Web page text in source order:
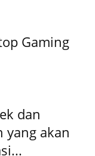
Gaming
dan
yang akan